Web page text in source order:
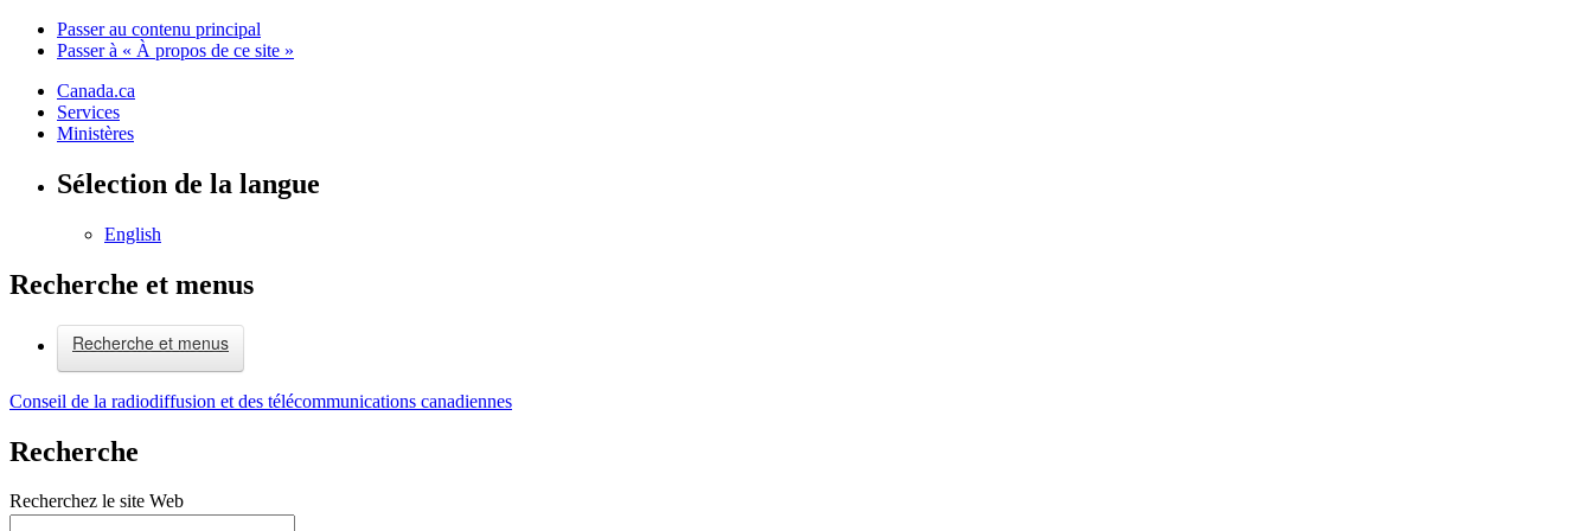
Passer au contenu principal
Passer à « À propos de ce site »
Canada.ca
Services
Ministères
Sélection de la langue
English
Recherche et menus
Recherche et menus
Conseil de la radiodiffusion et des télécommunications canadiennes
Recherche
Recherchez le site Web